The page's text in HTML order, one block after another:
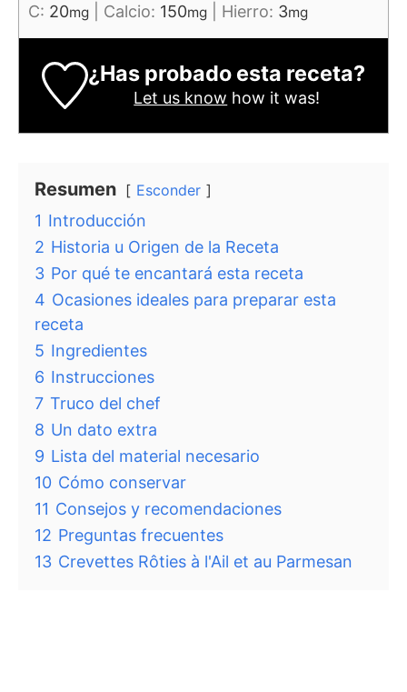
C: 20mg Calcio: 150mg Hierro: 3mg
¿Has probado esta receta?
Let us know how it was!
Resumen Esconder
1 Introducción
2 Historia u Origen de la Receta
3 Por qué te encantará esta receta
4 Ocasiones ideales para preparar esta
receta
5 Ingredientes
6 Instrucciones
7 Truco del chef
8 Un dato extra
9 Lista del material necesario
10 Cómo conservar
11 Consejos y recomendaciones
12 Preguntas frecuentes
13 Crevettes Rôties à l'Ail et au Parmesan